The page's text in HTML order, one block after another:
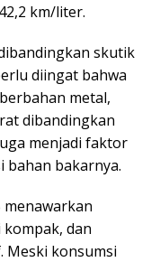
km/liter.
skutik
diingat bahwa
metal,
dibandingkan
menjadi faktor
bahan bakarnya.
menawarkan
dan
Meski konsumsi